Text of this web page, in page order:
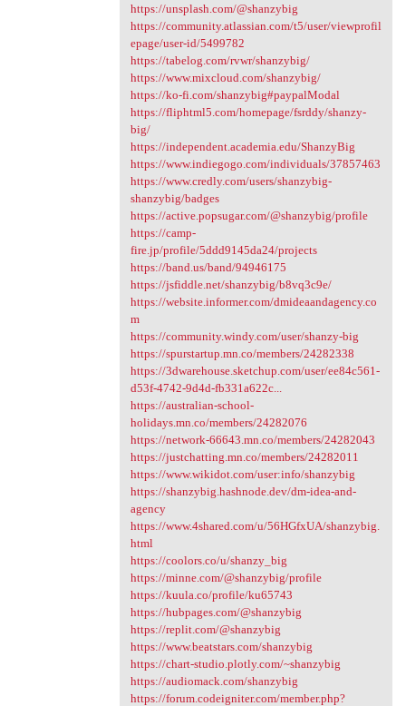
https://unsplash.com/@shanzybig
https://community.atlassian.com/t5/user/viewprofil
epage/user-id/5499782
https://tabelog.com/rvwr/shanzybig/
https://www.mixcloud.com/shanzybig/
https://ko-fi.com/shanzybig#paypalModal
https://fliphtml5.com/homepage/fsrddy/shanzy-
big/
https://independent.academia.edu/ShanzyBig
https://www.indiegogo.com/individuals/37857463
https://www.credly.com/users/shanzybig-
shanzybig/badges
https://active.popsugar.com/@shanzybig/profile
https://camp-
fire.jp/profile/5ddd9145da24/projects
https://band.us/band/94946175
https://jsfiddle.net/shanzybig/b8vq3c9e/
https://website.informer.com/dmideaandagency.co
m
https://community.windy.com/user/shanzy-big
https://spurstartup.mn.co/members/24282338
https://3dwarehouse.sketchup.com/user/ee84c561-
d53f-4742-9d4d-fb331a622c...
https://australian-school-
holidays.mn.co/members/24282076
https://network-66643.mn.co/members/24282043
https://justchatting.mn.co/members/24282011
https://www.wikidot.com/user:info/shanzybig
https://shanzybig.hashnode.dev/dm-idea-and-
agency
https://www.4shared.com/u/56HGfxUA/shanzybig.
html
https://coolors.co/u/shanzy_big
https://minne.com/@shanzybig/profile
https://kuula.co/profile/ku65743
https://hubpages.com/@shanzybig
https://replit.com/@shanzybig
https://www.beatstars.com/shanzybig
https://chart-studio.plotly.com/~shanzybig
https://audiomack.com/shanzybig
https://forum.codeigniter.com/member.php?